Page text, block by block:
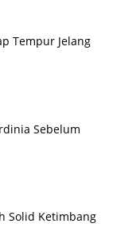
Tempur Jelang
Sebelum
Solid Ketimbang